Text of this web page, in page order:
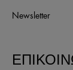
Newsletter